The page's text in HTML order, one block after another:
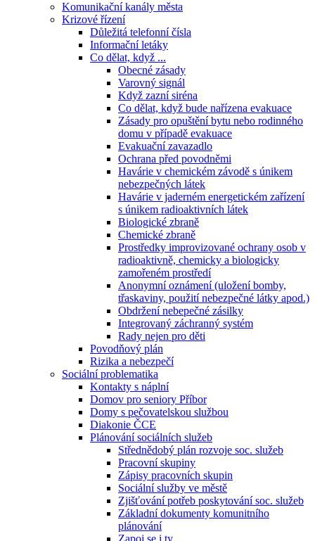
Komunikační kanály města
Krizové řízení
Důležitá telefonní čísla
Informační letáky
Co dělat, když ...
Obecné zásady
Varovný signál
Když zazní siréna
Co dělat, když bude nařízena evakuace
Zásady pro opuštění bytu nebo rodinného
domu v případě evakuace
Evakuační zavazadlo
Ochrana před povodněmi
Havárie v chemickém závodě s únikem
nebezpečných látek
Havárie v jaderném energetickém zařízení
s únikem radioaktivních látek
Biologické zbraně
Chemické zbraně
Prostředky improvizované ochrany osob v
radioaktivně, chemicky a biologicky
zamořeném prostředí
Anonymní oznámení (uložení bomby,
třaskaviny, použití nebezpečné látky apod.)
Obdržení nebepečné zásilky
Integrovaný záchranný systém
Rady nejen pro děti
Povodňový plán
Rizika a nebezpečí
Sociální problematika
Kontakty s náplní
Domov pro seniory Příbor
Domy s pečovatelskou službou
Diakonie ČCE
Plánování sociálních služeb
Střednědobý plán rozvoje soc. služeb
Pracovní skupiny
Zápisy pracovních skupin
Sociální služby ve městě
Zjišťování potřeb poskytování soc. služeb
Základní dokumenty komunitního
plánování
Zapoj se i ty